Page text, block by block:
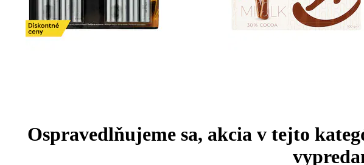
Ospravedlňujeme sa, akcia v tejto